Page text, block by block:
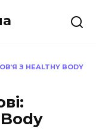
З HEALTHY BODY